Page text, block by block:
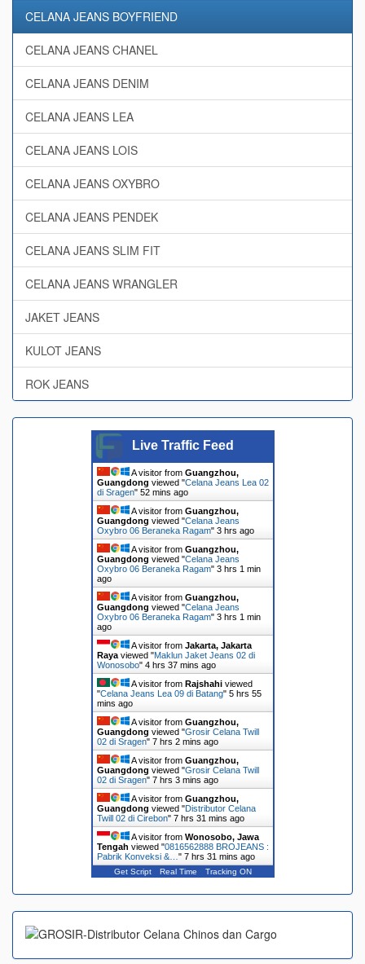
CELANA JEANS BOYFRIEND
CELANA JEANS CHANEL
CELANA JEANS DENIM
CELANA JEANS LEA
CELANA JEANS LOIS
CELANA JEANS OXYBRO
CELANA JEANS PENDEK
CELANA JEANS SLIM FIT
CELANA JEANS WRANGLER
JAKET JEANS
KULOT JEANS
ROK JEANS
Live Traffic Feed
A visitor from Guangzhou,
Guangdong viewed "Celana Jeans Lea 02
di Sragen" 52 mins ago
A visitor from Guangzhou,
Guangdong viewed "Celana Jeans
Oxybro 06 Beraneka Ragam" 3 hrs ago
A visitor from Guangzhou,
Guangdong viewed "Celana Jeans
Oxybro 06 Beraneka Ragam" 3 hrs 1 min
ago
A visitor from Guangzhou,
Guangdong viewed "Celana Jeans
Oxybro 06 Beraneka Ragam" 3 hrs 1 min
ago
A visitor from Jakarta, Jakarta
Rayaviewed "Maklun Jaket Jeans 02 di
Wonosobo" 4 hrs 37 mins ago
A visitor from Rajshahiviewed
"Celana Jeans Lea 09 di Batang" 5 hrs 55
mins ago
A visitor from Guangzhou,
Guangdong viewed "Grosir Celana Twill
02 di Sragen" 7 hrs 2 mins ago
A visitor from Guangzhou,
Guangdong viewed "Grosir Celana Twill
02 di Sragen" 7 hrs 3 mins ago
A visitor from Guangzhou,
Guangdong viewed "Distributor Celana
Twill 02 di Cirebon" 7 hrs 31 mins ago
A visitor from Wonosobo, Jawa
Tengah viewed "0816562888 BROJEANS :
Pabrik Konveksi &… " 7 hrs 31 mins ago
Get Script Real Time Tracking ON